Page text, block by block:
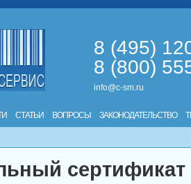
8 (495)
8 (800)
info@c-sm.ru
СТАТЬИ ВОПРОСЫ ЗАКОНОДАТЕЛЬСТВО
сертификат